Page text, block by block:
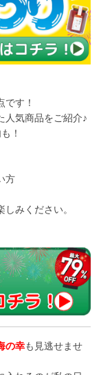
す！
人気商品をご紹介♪
！
方
みください。
の幸も見逃せませ